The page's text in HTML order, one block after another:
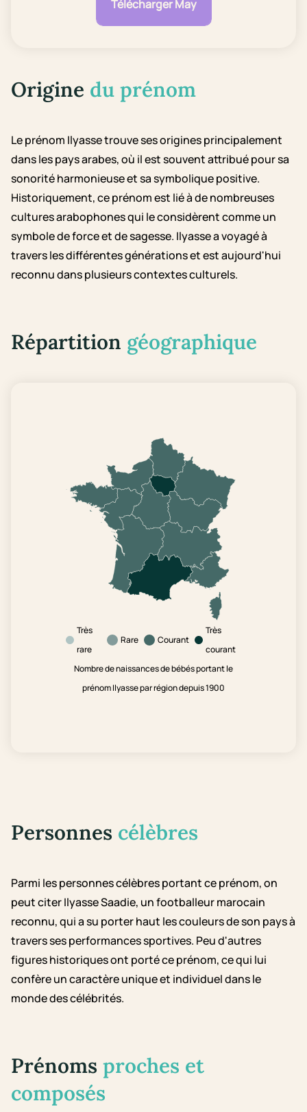
Télécharger May
Origine du prénom
Le prénom Ilyasse trouve ses origines principalement
dans les pays arabes, où il est souvent attribué pour sa
sonorité harmonieuse et sa symbolique positive.
Historiquement, ce prénom est lié à de nombreuses
cultures arabophones qui le considèrent comme un
symbole de force et de sagesse. Ilyasse a voyagé à
travers les différentes générations et est aujourd'hui
reconnu dans plusieurs contextes culturels.
Répartition géographique
Très
rare
Rare Courant
Très
courant
Nombre de naissances de bébés portant le
prénom Ilyasse par région depuis 1900
Personnes célèbres
Parmi les personnes célèbres portant ce prénom, on
peut citer Ilyasse Saadie, un footballeur marocain
reconnu, qui a su porter haut les couleurs de son pays à
travers ses performances sportives. Peu d'autres
figures historiques ont porté ce prénom, ce qui lui
confère un caractère unique et individuel dans le
monde des célébrités.
Prénoms proches et
composés